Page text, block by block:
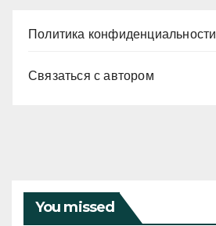
Политика конфиденциальности
Связаться с автором
You missed